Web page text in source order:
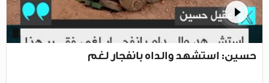
حسين: استشهد والداه بانفجار لغم